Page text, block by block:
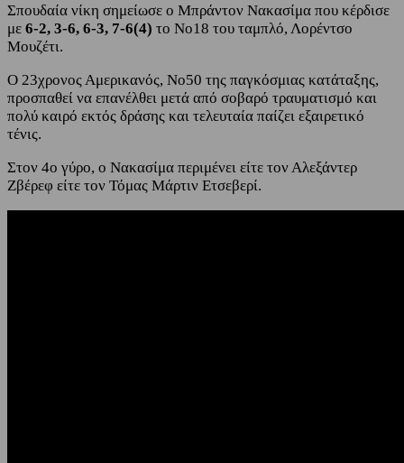
Σπουδαία νίκη σημείωσε ο Μπράντον Νακασίμα που κέρδισε
με 6-2, 3-6, 6-3, 7-6(4) το Νο18 του ταμπλό, Λορέντσο
Μουζέτι.
Ο 23χρονος Αμερικανός, Νο50 της παγκόσμιας κατάταξης,
προσπαθεί να επανέλθει μετά από σοβαρό τραυματισμό και
πολύ καιρό εκτός δράσης και τελευταία παίζει εξαιρετικό
τένις.
Στον 4ο γύρο, ο Νακασίμα περιμένει είτε τον Αλεξάντερ
Ζβέρεφ είτε τον Τόμας Μάρτιν Ετσεβερί.